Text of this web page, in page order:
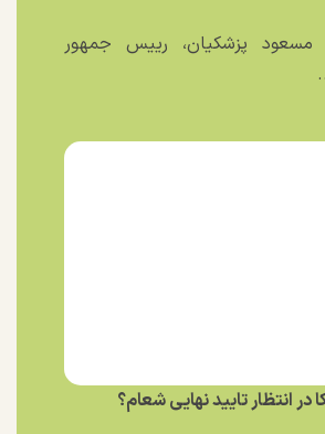
مسعود پزشکیان، رییس جمهور
در انتظار تایید نهایی شعام؟